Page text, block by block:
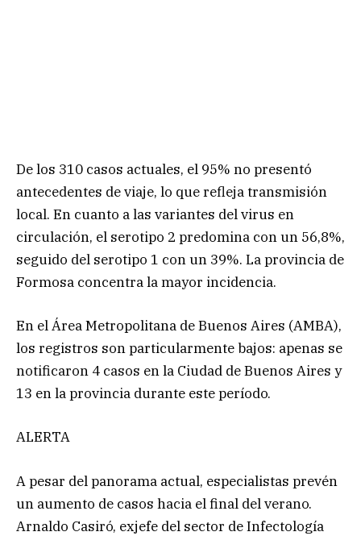
De los 310 casos actuales, el 95% no presentó
antecedentes de viaje, lo que refleja transmisión
local. En cuanto a las variantes del virus en
circulación, el serotipo 2 predomina con un 56,8%,
seguido del serotipo 1 con un 39%. La provincia de
Formosa concentra la mayor incidencia.
En el Área Metropolitana de Buenos Aires (AMBA),
los registros son particularmente bajos: apenas se
notificaron 4 casos en la Ciudad de Buenos Aires y
13 en la provincia durante este período.
ALERTA
A pesar del panorama actual, especialistas prevén
un aumento de casos hacia el final del verano.
Arnaldo Casiró, exjefe del sector de Infectología